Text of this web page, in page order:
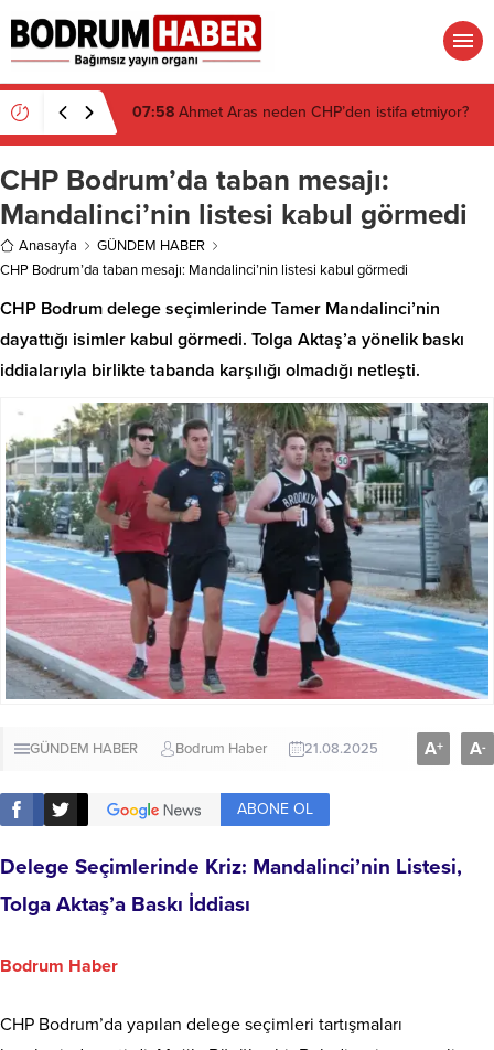
07:26 Muğla’da 2 Milyon 280 Bin TL’lik Akü
Hırsızlığı Zanlısı Yakalandı
CHP Bodrum’da taban mesajı:
Mandalinci’nin listesi kabul görmedi
Anasayfa
GÜNDEM HABER
CHP Bodrum’da taban mesajı: Mandalinci’nin listesi kabul görmedi
CHP Bodrum delege seçimlerinde Tamer Mandalinci’nin
dayattığı isimler kabul görmedi. Tolga Aktaş’a yönelik baskı
iddialarıyla birlikte tabanda karşılığı olmadığı netleşti.
GÜNDEM HABER Bodrum Haber 21.08.2025 A+ A-
ABONE OL
Delege Seçimlerinde Kriz: Mandalinci’nin Listesi,
Tolga Aktaş’a Baskı İddiası
Bodrum Haber
CHP Bodrum’da yapılan delege seçimleri tartışmaları